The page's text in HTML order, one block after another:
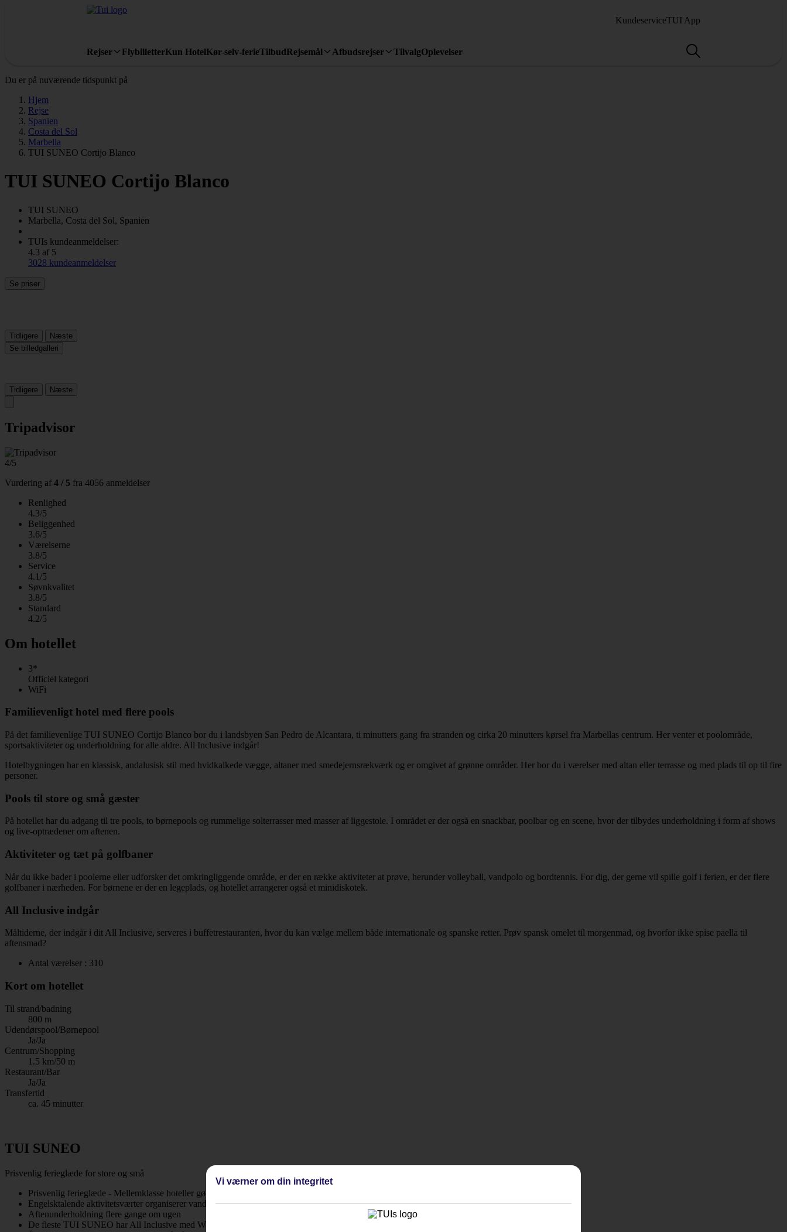
KundeserviceTUI App
Rejser FlybilletterKun HotelKør-selv-ferieTilbudRejsemål Afbudsrejser TilvalgOplevelser
Du er på nuværende tidspunkt på
Hjem
Rejse
Spanien
Costa del Sol
Marbella
TUI SUNEO Cortijo Blanco
TUI SUNEO Cortijo Blanco
TUI SUNEO
Marbella, Costa del Sol, Spanien
TUIs kundeanmeldelser:
4.3 af 5
3028 kundeanmeldelser
Se priser
Tidligere
Næste
Se billedgalleri
Tidligere Næste
Tripadvisor
4/5
Vurdering af 4 / 5 fra 4056 anmeldelser
Renlighed
4.3/5
Beliggenhed
3.6/5
Værelserne
3.8/5
Service
4.1/5
Søvnkvalitet
3.8/5
Standard
4.2/5
Om hotellet
3*
Officiel kategori
WiFi
Familievenligt hotel med flere pools
På det familievenlige TUI SUNEO Cortijo Blanco bor du i landsbyen San Pedro de Alcantara, ti minutters gang fra stranden og cirka 20 minutters kørsel fra Marbellas centrum. Her venter et poolområde,
sportsaktiviteter og underholdning for alle aldre. All Inclusive indgår!
Hotelbygningen har en klassisk, andalusisk stil med hvidkalkede vægge, altaner med smedejernsrækværk og er omgivet af grønne områder. Her bor du i værelser med altan eller terrasse og med plads til op til fire
personer.
Pools til store og små gæster
På hotellet har du adgang til tre pools, to børnepools og rummelige solterrasser med masser af liggestole. I området er der også en snackbar, poolbar og en scene, hvor der tilbydes underholdning i form af shows
og live-optrædener om aftenen.
Aktiviteter og tæt på golfbaner
Når du ikke bader i poolerne eller udforsker det omkringliggende område, er der en række aktiviteter at prøve, herunder volleyball, vandpolo og bordtennis. For dig, der gerne vil spille golf i ferien, er der flere
golfbaner i nærheden. For børnene er der en legeplads, og hotellet arrangerer også et minidiskotek.
All Inclusive indgår
Måltiderne, der indgår i dit All Inclusive, serveres i buffetrestauranten, hvor du kan vælge mellem både internationale og spanske retter. Prøv spansk omelet til morgenmad, og hvorfor ikke spise paella til
aftensmad?
Antal værelser : 310
Kort om hotellet
Til strand/badning
800 m
Udendørspool/Børnepool
Ja/Ja
Centrum/Shopping
1.5 km/50 m
Restaurant/Bar
Ja/Ja
Transfertid
ca. 45 minutter
TUI SUNEO
Prisvenlig ferieglæde for store og små
Prisvenlig ferieglæde - Mellemklasse hoteller gør turen billigere og der er masser af aktiviteterr
Engelsktalende aktivitetsværter organiserer vandaerobic, konkurrencer mm
Aftenunderholdning flere gange om ugen
De fleste TUI SUNEO har All Inclusive med WorldCuisine, se under respektive hotel
Vi værner om din integritet